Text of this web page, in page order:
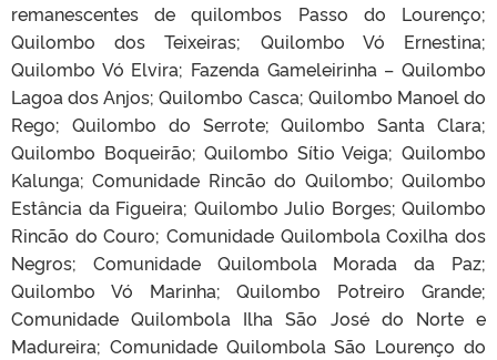
remanescentes de quilombos Passo do Lourenço;
Quilombo dos Teixeiras; Quilombo Vó Ernestina;
Quilombo Vó Elvira; Fazenda Gameleirinha – Quilombo
Lagoa dos Anjos; Quilombo Casca; Quilombo Manoel do
Rego; Quilombo do Serrote; Quilombo Santa Clara;
Quilombo Boqueirão; Quilombo Sítio Veiga; Quilombo
Kalunga; Comunidade Rincão do Quilombo; Quilombo
Estância da Figueira; Quilombo Julio Borges; Quilombo
Rincão do Couro; Comunidade Quilombola Coxilha dos
Negros; Comunidade Quilombola Morada da Paz;
Quilombo Vó Marinha; Quilombo Potreiro Grande;
Comunidade Quilombola Ilha São José do Norte e
Madureira; Comunidade Quilombola São Lourenço do